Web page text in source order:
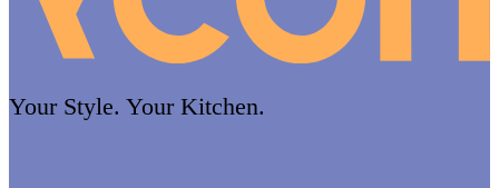
Your Style. Your Kitchen.